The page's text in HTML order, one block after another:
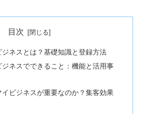
目次
ネスとは？基礎知識と登録方法
ネスでできること：機能と活用事
ビジネスが重要なのか？集客効果